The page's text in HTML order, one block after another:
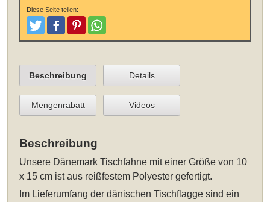
Diese Seite teilen:
TweetenPostenPinterestTeilen
Beschreibung Details
Mengenrabatt Videos
Beschreibung
Unsere Dänemark Tischfahne mit einer Größe von 10
x 15 cm ist aus reißfestem Polyester gefertigt.
Im Lieferumfang der dänischen Tischflagge sind ein